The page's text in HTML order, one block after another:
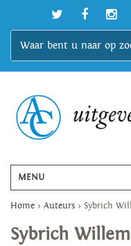
MENU
Home > Auteurs > Sybrich
Sybrich